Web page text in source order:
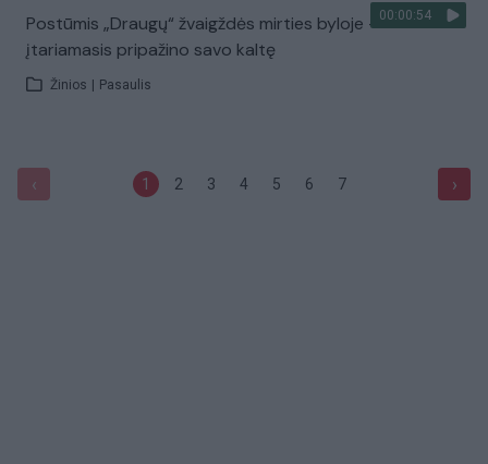
00:00:54
Postūmis „Draugų“ žvaigždės mirties byloje –
įtariamasis pripažino savo kaltę
Žinios Pasaulis
‹ 1 2 3 4 5 6 7 ›